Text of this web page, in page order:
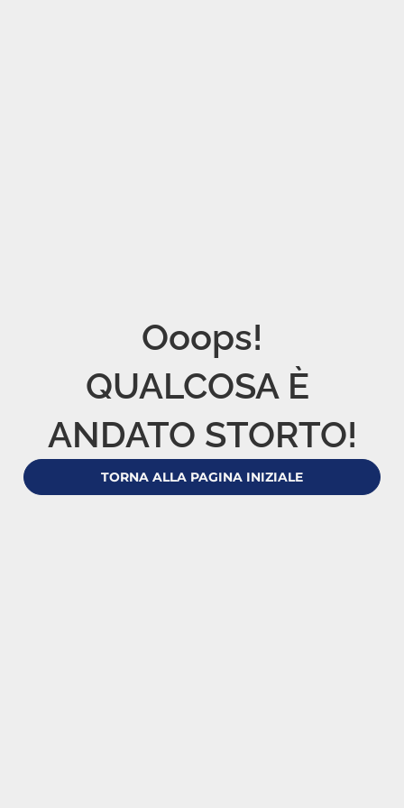
Ooops!
QUALCOSA È
ANDATO STORTO!
TORNA ALLA PAGINA INIZIALE